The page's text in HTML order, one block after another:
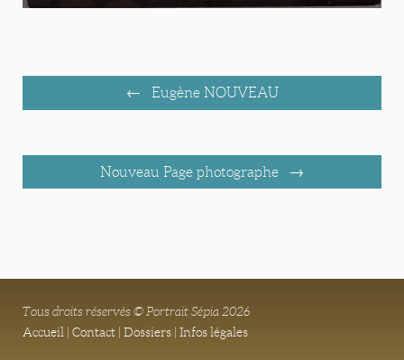
Eugène NOUVEAU
Nouveau Page photographe
Tous droits réservés © Portrait Sépia 2026
Accueil
Contact Dossiers Infos légales